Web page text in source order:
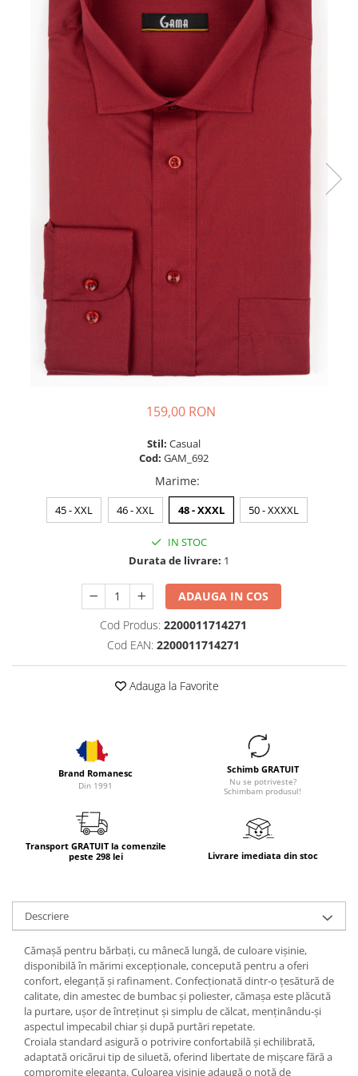
159,00 RON
Stil: Casual
Cod: GAM_692
Marime:
45 - XXL 46 - XXL 48 - XXXL 50 - XXXXL
IN STOC
Durata de livrare: 1
ADAUGA IN COS
Cod Produs: 2200011714271
Cod EAN: 2200011714271
Adauga la Favorite
Brand Romanesc
Din 1991
Schimb GRATUIT
Nu se potriveste?
Schimbam produsul!
Transport GRATUIT la comenzile
peste 298 lei
Livrare imediata din stoc
Descriere
Cămașă pentru bărbați, cu mânecă lungă, de culoare vișinie,
disponibilă în mărimi excepționale, concepută pentru a oferi
confort, eleganță și rafinament. Confecționată dintr-o țesătură de
calitate, din amestec de bumbac și poliester, cămașa este plăcută
la purtare, ușor de întreținut și simplu de călcat, menținându-și
aspectul impecabil chiar și după purtări repetate.
Croiala standard asigură o potrivire confortabilă și echilibrată,
adaptată oricărui tip de siluetă, oferind libertate de mișcare fără a
compromite eleganța. Culoarea vișinie adaugă o notă de